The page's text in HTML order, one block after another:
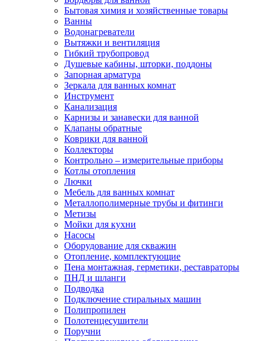
Бытовая химия и хозяйственные товары
Ванны
Водонагреватели
Вытяжки и вентиляция
Гибкий трубопровод
Душевые кабины, шторки, поддоны
Запорная арматура
Зеркала для ванных комнат
Инструмент
Канализация
Карнизы и занавески для ванной
Клапаны обратные
Коврики для ванной
Коллекторы
Контрольно – измерительные приборы
Котлы отопления
Лючки
Мебель для ванных комнат
Металлополимерные трубы и фитинги
Метизы
Мойки для кухни
Насосы
Оборудование для скважин
Отопление, комплектующие
Пена монтажная, герметики, реставраторы
ПНД и шланги
Подводка
Подключение стиральных машин
Полипропилен
Полотенцесушители
Поручни